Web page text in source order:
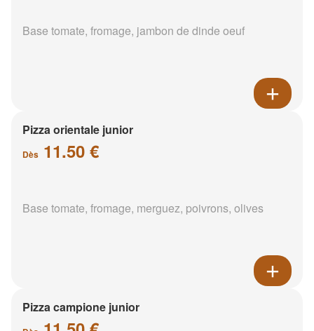
Base tomate, fromage, jambon de dinde oeuf
Pizza orientale junior
Dès 11.50 €
Base tomate, fromage, merguez, poivrons, olives
Pizza campione junior